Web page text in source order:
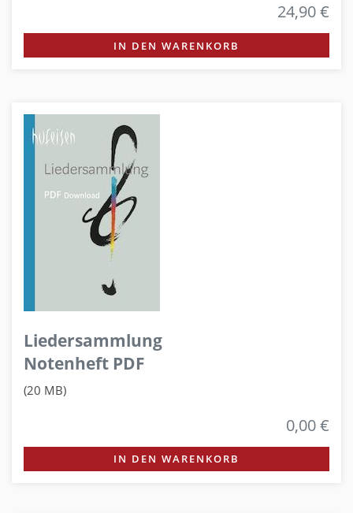
24,90 €
IN DEN WARENKORB
Liedersammlung
Notenheft PDF
(20 MB)
0,00 €
IN DEN WARENKORB